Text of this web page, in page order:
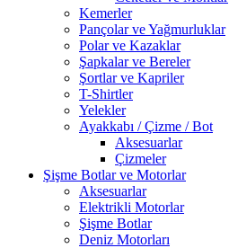
Kemerler
Pançolar ve Yağmurluklar
Polar ve Kazaklar
Şapkalar ve Bereler
Şortlar ve Kapriler
T-Shirtler
Yelekler
Ayakkabı / Çizme / Bot
Aksesuarlar
Çizmeler
Şişme Botlar ve Motorlar
Aksesuarlar
Elektrikli Motorlar
Şişme Botlar
Deniz Motorları